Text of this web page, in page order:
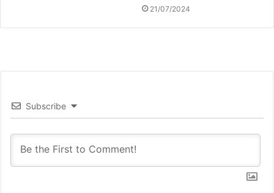
21/07/2024
Subscribe